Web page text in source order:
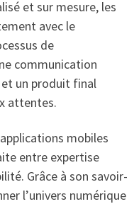
et sur mesure, les
avec le
de
communication
un produit final
attentes.
mobiles
entre expertise
Grâce à son savoir-
l’univers numérique